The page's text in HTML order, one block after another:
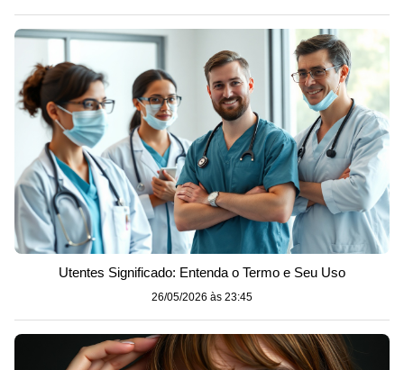
Utentes Significado: Entenda o Termo e Seu Uso
26/05/2026 às 23:45